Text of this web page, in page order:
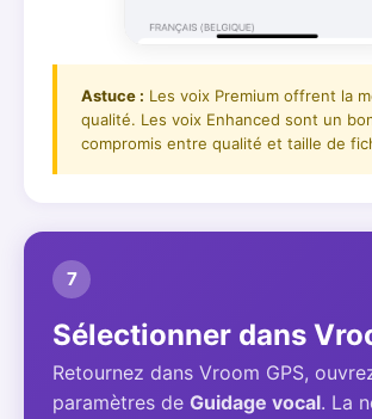
Astuce : Les voix Premium offrent la
qualité. Les voix Enhanced sont un
compromis entre qualité et taille de
7
Sélectionner dans
Retournez dans Vroom GPS,
paramètres de Guidage vocal. La